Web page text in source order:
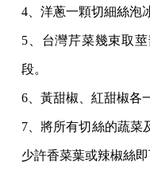
4、洋蔥一顆切細絲泡
5、台灣芹菜幾束取
段。
6、黃甜椒、紅甜椒各
7、將所有切絲的蔬菜
少許香菜葉或辣椒絲即